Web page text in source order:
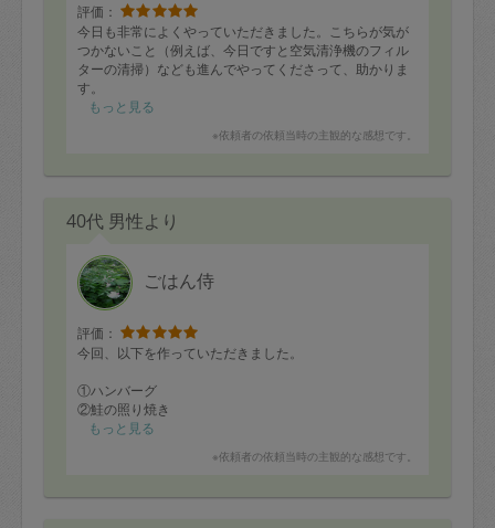
評価：
今日も非常によくやっていただきました。こちらが気が
つかないこと（例えば、今日ですと空気清浄機のフィル
ターの清掃）なども進んでやってくださって、助かりま
す。
もっと見る
※依頼者の依頼当時の主観的な感想です。
40代 男性より
ごはん侍
評価：
今回、以下を作っていただきました。
①ハンバーグ
②鮭の照り焼き
③鶏もも・むきエビ・きのこのクリーム煮
⑤鶏ももと野菜のまぜごはん
⑦ポテトサラダ
もっと見る
※依頼者の依頼当時の主観的な感想です。